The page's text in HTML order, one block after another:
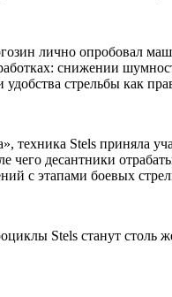
лично опробовал
снижении
удобства стрельбы как
техника Stels приняла
чего десантники
с этапами боевых
Stels станут